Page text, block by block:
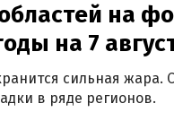
на
на 7
сильная жара.
в ряде регионов.